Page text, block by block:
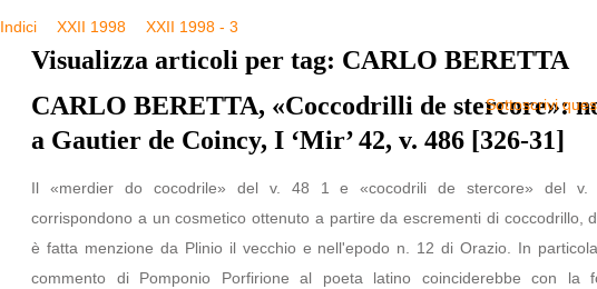
Indici XXII 1998 XXII 1998 - 3
Visualizza articoli per tag: CARLO BERETTA
Sottoscrivi
CARLO BERETTA, «Coccodrilli de stercore»:
a Gautier de Coincy, I ‘Mir’ 42, v. 486 [326-31]
Il «merdier do cocodrile» del v. 48 1 e «cocodrili de stercore» del v.
corrispondono a un cosmetico ottenuto a partire da escrementi di coccodrillo,
è fatta menzione da Plinio il vecchio e nell'epodo n. 12 di Orazio. In
commento di Pomponio Porfirione al poeta latino coinciderebbe con la